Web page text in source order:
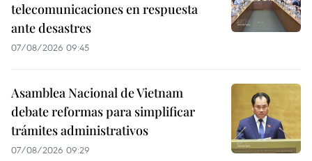
telecomunicaciones en respuesta
ante desastres
07/08/2026 09:45
Asamblea Nacional de Vietnam
debate reformas para simplificar
trámites administrativos
07/08/2026 09:29